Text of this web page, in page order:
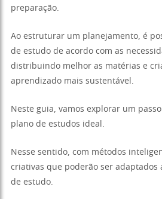
preparação.
Ao estruturar um planejamento, é
de estudo de acordo com as
distribuindo melhor as matérias e
aprendizado mais sustentável.
Neste guia, vamos explorar um
plano de estudos ideal.
Nesse sentido, com métodos
criativas que poderão ser adaptados
de estudo.